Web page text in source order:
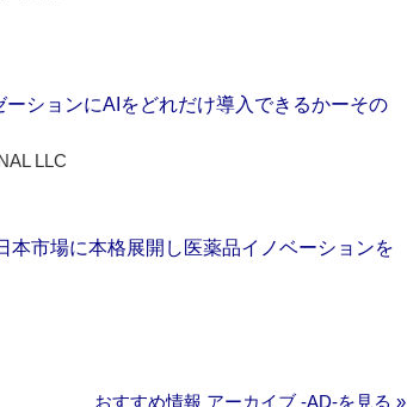
ションにAIをどれだけ導入できるかーその
LLC
本市場に本格展開し医薬品イノベーションを
おすすめ情報 アーカイブ ‐AD‐を見る »